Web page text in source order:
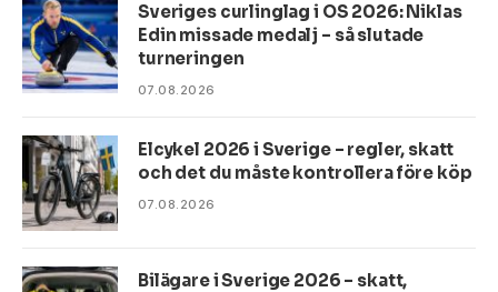
Sveriges curlinglag i OS 2026: Niklas
Edin missade medalj – så slutade
turneringen
07.08.2026
Elcykel 2026 i Sverige – regler, skatt
och det du måste kontrollera före köp
07.08.2026
Bilägare i Sverige 2026 – skatt,